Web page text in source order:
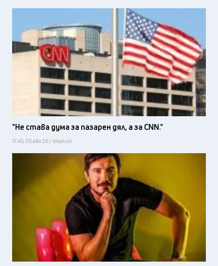
"Не става дума за пазарен дял, а за CNN."
11:45, 05 авг 26 / Idealisti